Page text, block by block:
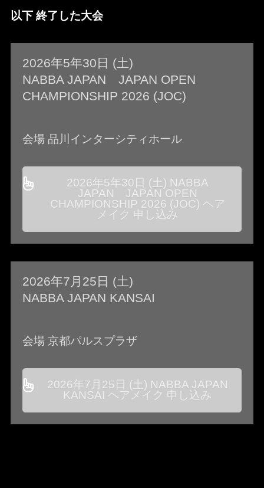
以下 終了した大会
2026年5年30日 (土)
NABBA JAPAN JAPAN OPEN
CHAMPIONSHIP 2026 (JOC)
会場 品川インターシティホール
2026年5年30日 (土) NABBA
JAPAN JAPAN OPEN
CHAMPIONSHIP 2026 (JOC) ヘア
メイク 申し込み
2026年7月25日 (土)
NABBA JAPAN KANSAI
会場 京都パルスプラザ
2026年7月25日 (土) NABBA JAPAN
KANSAI ヘアメイク 申し込み